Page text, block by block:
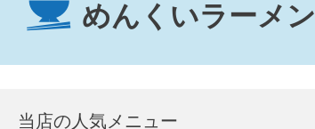
めんくいラーメン
当店の人気メニュー